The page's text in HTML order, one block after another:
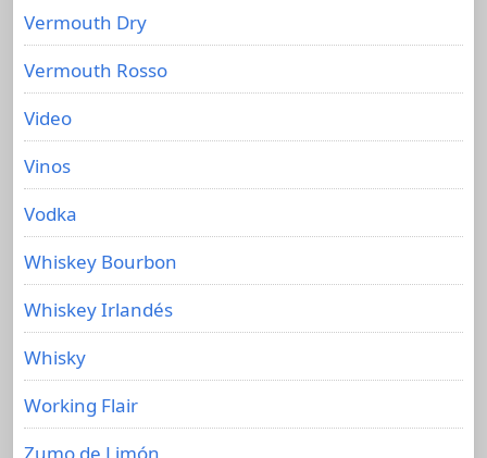
Vermouth Dry
Vermouth Rosso
Video
Vinos
Vodka
Whiskey Bourbon
Whiskey Irlandés
Whisky
Working Flair